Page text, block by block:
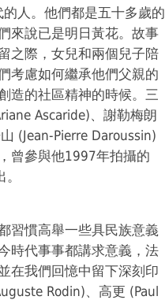
人。他們都是五十多歲的
來說已是明日黃花。故事
之際，女兒和兩個兒子陪
考慮如何繼承他們父親的
造的社區精神的時候。三
Ascaride)、謝勒梅朗
(Jean-Pierre Daroussin)
曾參與他1997年拍攝的
習慣高舉一些具民族意義
時代事事都講求意義，法
在我們回憶中留下深刻印
Rodin)、高更 (Paul